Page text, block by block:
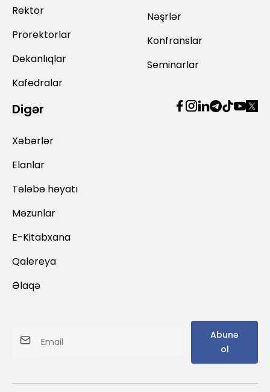
Rektor
Prorektorlar
Dekanlıqlar
Kafedralar
Nəşrlər
Konfranslar
Seminarlar
Digər
Xəbərlər
Elanlar
Tələbə həyatı
Məzunlar
E-Kitabxana
Qalereya
Əlaqə
Abunə
ol